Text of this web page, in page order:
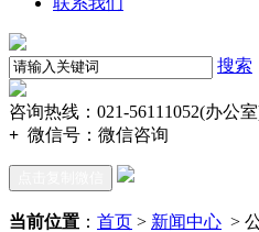
搜索
咨询热线：021-56111052(办公
+ 微信号： 微信咨询
当前位置 ： 首页 > 新闻中心 >